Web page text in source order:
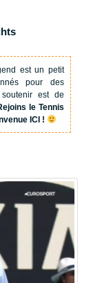
est un petit
pour des
est de
le Tennis
ICI !